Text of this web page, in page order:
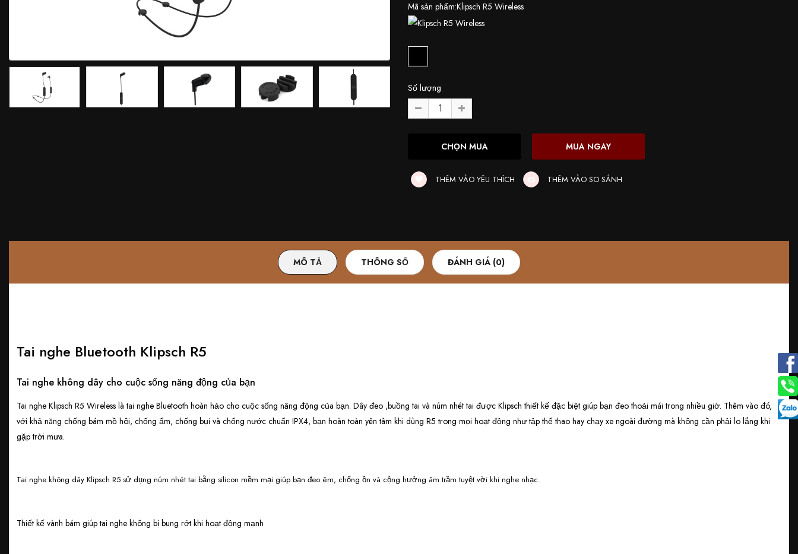
Mã sản phẩm:Klipsch R5 Wireless
Số lượng
THÊM VÀO YÊU THÍCH THÊM VÀO SO SÁNH
MÔ TẢ THÔNG SỐ ĐÁNH GIÁ (0)
Tai nghe Bluetooth Klipsch R5
Tai nghe không dây cho cuộc sống năng động của bạn
Tai nghe Klipsch R5 Wireless là tai nghe Bluetooth hoàn hảo cho cuộc sống năng động của bạn. Dây đeo ,buồng tai và núm nhét tai được Klipsch thiết kế đặc biệt giúp bạn đeo thoải mái trong nhiều giờ. Thêm vào đó,
với khả năng chống bám mồ hôi, chống ẩm, chống bụi và chống nước chuẩn IPX4, bạn hoàn toàn yên tâm khi dùng R5 trong mọi hoạt động như tập thể thao hay chạy xe ngoài đường mà không cần phải lo lắng khi
gặp trời mưa.
Tai nghe không dây Klipsch R5 sử dụng núm nhét tai bằng silicon mềm mại giúp bạn đeo êm, chống ồn và cộng hưởng âm trầm tuyệt vời khi nghe nhạc.
Thiết kế vành bám giúp tai nghe không bị bung rớt khi hoạt động mạnh